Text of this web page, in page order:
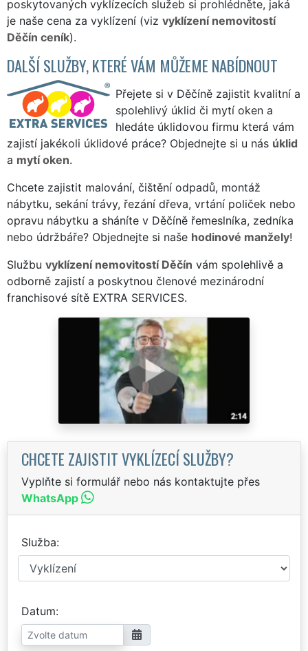
poskytovaných vyklízecích služeb si prohlédněte, jaká
je naše cena za vyklízení (viz vyklízení nemovitostí
Děčín ceník).
DALŠÍ SLUŽBY, KTERÉ VÁM MŮŽEME NABÍDNOUT
Přejete si v Děčíně zajistit kvalitní a
spolehlivý úklid či mytí oken a
hledáte úklidovou firmu která vám
zajistí jakékoli úklidové práce? Objednejte si u nás úklid
a mytí oken.
Chcete zajistit malování, čištění odpadů, montáž
nábytku, sekání trávy, řezání dřeva, vrtání poliček nebo
opravu nábytku a sháníte v Děčíně řemeslníka, zedníka
nebo údržbáře? Objednejte si naše hodinové manžely!
Službu vyklízení nemovitostí Děčín vám spolehlivě a
odborně zajistí a poskytnou členové mezinárodní
franchisové sítě EXTRA SERVICES.
CHCETE ZAJISTIT VYKLÍZECÍ SLUŽBY?
Vyplňte si formulář nebo nás kontaktujte přes
WhatsApp
Služba
Datum